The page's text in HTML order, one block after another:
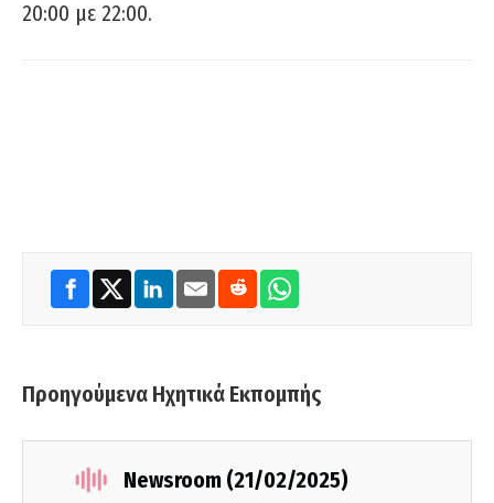
20:00 με 22:00.
Προηγούμενα Ηχητικά Εκπομπής
Newsroom (21/02/2025)